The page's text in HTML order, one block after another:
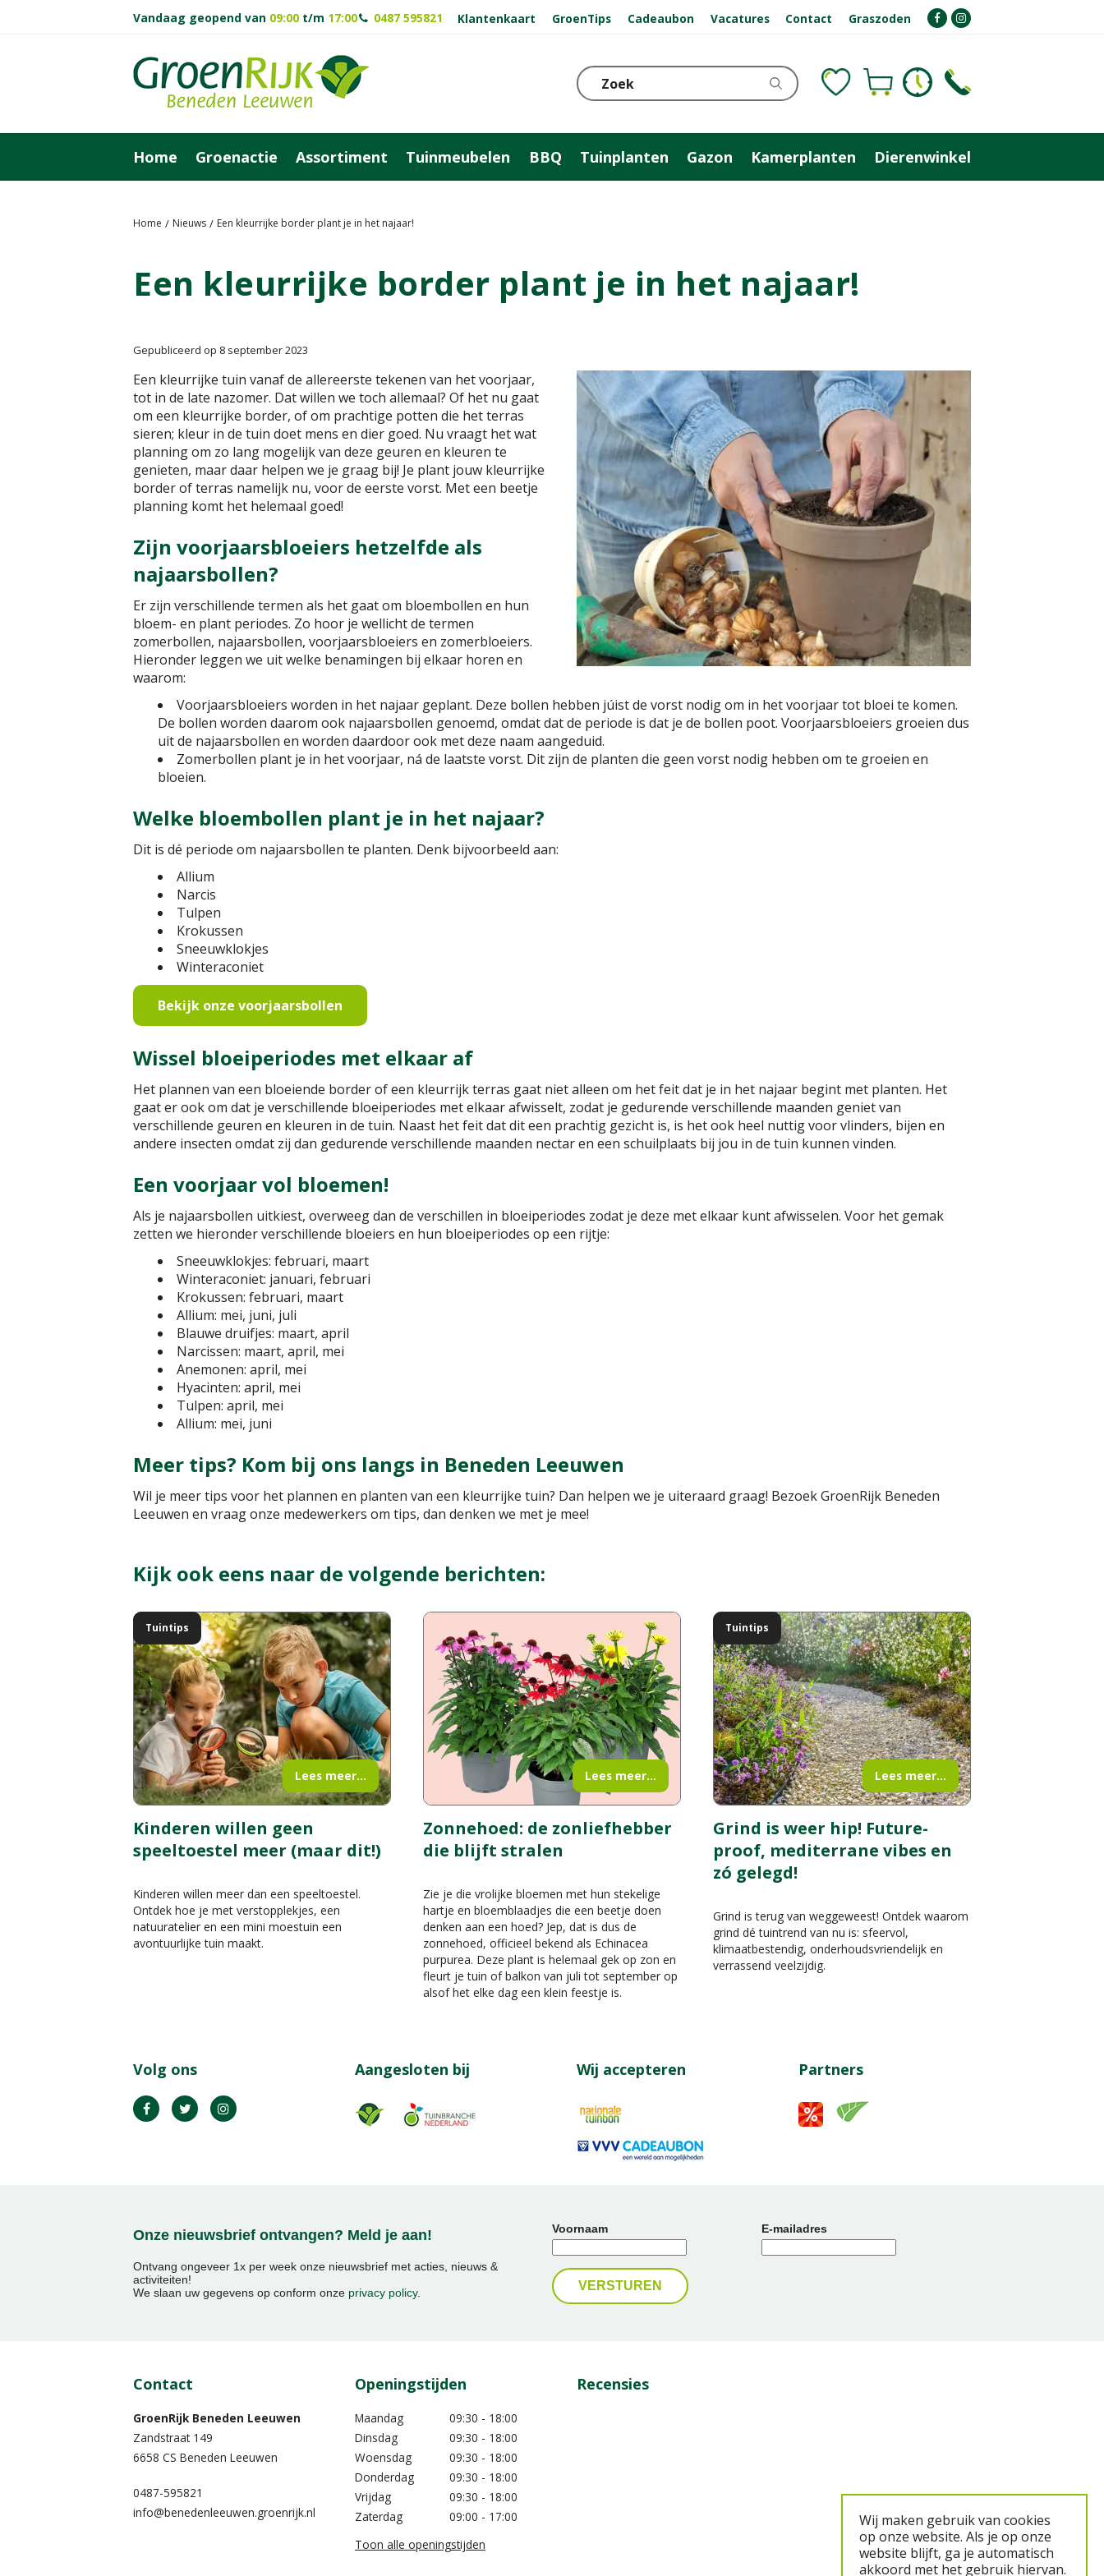
Home Nieuws Een kleurrijke border plant je in het najaar!
Vandaag geopend van 09:00 t/m 17:00 0487 595821 Klantenkaart GroenTips Cadeaubon Vacatures Contact Graszoden
Home Groenactie Assortiment Tuinmeubelen BBQ Tuinplanten Gazon Kamerplanten Dierenwinkel
Een kleurrijke border plant je in het najaar!
Gepubliceerd op 8 september 2023
Een kleurrijke tuin vanaf de allereerste tekenen van het voorjaar,
tot in de late nazomer. Dat willen we toch allemaal? Of het nu gaat
om een kleurrijke border, of om prachtige potten die het terras
sieren; kleur in de tuin doet mens en dier goed. Nu vraagt het wat
planning om zo lang mogelijk van deze geuren en kleuren te
genieten, maar daar helpen we je graag bij! Je plant jouw kleurrijke
border of terras namelijk nu, voor de eerste vorst. Met een beetje
planning komt het helemaal goed!
Zijn voorjaarsbloeiers hetzelfde als
najaarsbollen?
Er zijn verschillende termen als het gaat om bloembollen en hun
bloem- en plant periodes. Zo hoor je wellicht de termen
zomerbollen, najaarsbollen, voorjaarsbloeiers en zomerbloeiers.
Hieronder leggen we uit welke benamingen bij elkaar horen en
waarom:
Voorjaarsbloeiers worden in het najaar geplant. Deze bollen hebben júist de vorst nodig om in het voorjaar tot bloei te komen.
De bollen worden daarom ook najaarsbollen genoemd, omdat dat de periode is dat je de bollen poot. Voorjaarsbloeiers groeien dus
uit de najaarsbollen en worden daardoor ook met deze naam aangeduid.
Zomerbollen plant je in het voorjaar, ná de laatste vorst. Dit zijn de planten die geen vorst nodig hebben om te groeien en
bloeien.
Welke bloembollen plant je in het najaar?
Dit is dé periode om najaarsbollen te planten. Denk bijvoorbeeld aan:
Allium
Narcis
Tulpen
Krokussen
Sneeuwklokjes
Winteraconiet
Bekijk onze voorjaarsbollen
Wissel bloeiperiodes met elkaar af
Het plannen van een bloeiende border of een kleurrijk terras gaat niet alleen om het feit dat je in het najaar begint met planten. Het
gaat er ook om dat je verschillende bloeiperiodes met elkaar afwisselt, zodat je gedurende verschillende maanden geniet van
verschillende geuren en kleuren in de tuin. Naast het feit dat dit een prachtig gezicht is, is het ook heel nuttig voor vlinders, bijen en
andere insecten omdat zij dan gedurende verschillende maanden nectar en een schuilplaats bij jou in de tuin kunnen vinden.
Een voorjaar vol bloemen!
Als je najaarsbollen uitkiest, overweeg dan de verschillen in bloeiperiodes zodat je deze met elkaar kunt afwisselen. Voor het gemak
zetten we hieronder verschillende bloeiers en hun bloeiperiodes op een rijtje:
Sneeuwklokjes: februari, maart
Winteraconiet: januari, februari
Krokussen: februari, maart
Allium: mei, juni, juli
Blauwe druifjes: maart, april
Narcissen: maart, april, mei
Anemonen: april, mei
Hyacinten: april, mei
Tulpen: april, mei
Allium: mei, juni
Meer tips? Kom bij ons langs in Beneden Leeuwen
Wil je meer tips voor het plannen en planten van een kleurrijke tuin? Dan helpen we je uiteraard graag! Bezoek GroenRijk Beneden
Leeuwen en vraag onze medewerkers om tips, dan denken we met je mee!
Kijk ook eens naar de volgende berichten:
Kinderen willen geen
speeltoestel meer (maar dit!)
Tuintips
Kinderen willen meer dan een speeltoestel.
Ontdek hoe je met verstopplekjes, een
natuuratelier en een mini moestuin een
avontuurlijke tuin maakt.
Lees meer...
Zonnehoed: de zonliefhebber
die blijft stralen
Zie je die vrolijke bloemen met hun stekelige
hartje en bloemblaadjes die een beetje doen
denken aan een hoed? Jep, dat is dus de
zonnehoed, officieel bekend als Echinacea
purpurea. Deze plant is helemaal gek op zon en
fleurt je tuin of balkon van juli tot september op
alsof het elke dag een klein feestje is.
Lees meer...
Grind is weer hip! Future-
proof, mediterrane vibes en
zó gelegd!
Tuintips
Grind is terug van weggeweest! Ontdek waarom
grind dé tuintrend van nu is: sfeervol,
klimaatbestendig, onderhoudsvriendelijk en
verrassend veelzijdig.
Lees meer...
Volg ons Aangesloten bij Wij accepteren Partners
Onze nieuwsbrief ontvangen? Meld je aan!
Ontvang ongeveer 1x per week onze nieuwsbrief met acties, nieuws &
activiteiten!
We slaan uw gegevens op conform onze privacy policy.
Voornaam E-mailadres
Contact
GroenRijk Beneden Leeuwen​
Zandstraat 149
6658 CS Beneden Leeuwen
0487-595821
info@benedenleeuwen.groenrijk.nl
Openingstijden
Maandag
09:30 - 18:00
Dinsdag
09:30 - 18:00
Woensdag
09:30 - 18:00
Donderdag
09:30 - 18:00
Vrijdag
09:30 - 18:00
Zaterdag
09:00 - 17:00
Toon alle openingstijden
Recensies
Wij maken gebruik van cookies
op onze website. Als je op onze
website blijft, ga je automatisch
akkoord met het gebruik hiervan.